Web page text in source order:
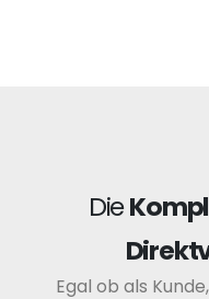
Die
Egal ob als